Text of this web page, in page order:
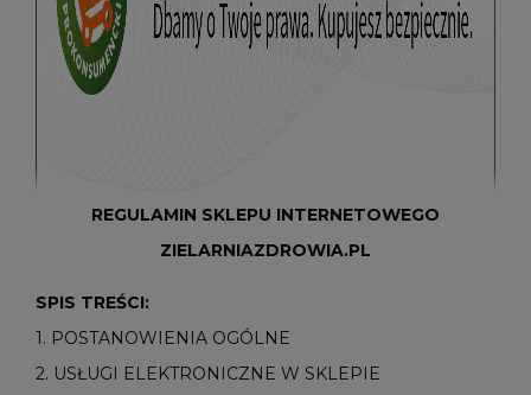
REGULAMIN SKLEPU INTERNETOWEGO
ZIELARNIAZDROWIA.PL
SPIS TREŚCI:
1. POSTANOWIENIA OGÓLNE
2. USŁUGI ELEKTRONICZNE W SKLEPIE